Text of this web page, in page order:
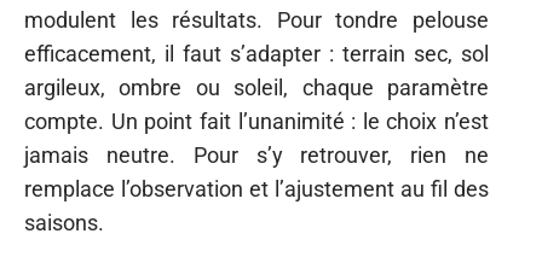
modulent les résultats. Pour tondre pelouse
efficacement, il faut s’adapter : terrain sec, sol
argileux, ombre ou soleil, chaque paramètre
compte. Un point fait l’unanimité : le choix n’est
jamais neutre. Pour s’y retrouver, rien ne
remplace l’observation et l’ajustement au fil des
saisons.